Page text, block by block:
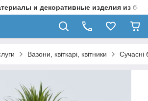
и декоративные изделия из
Вазони, квіткарі, квітники Сучасні